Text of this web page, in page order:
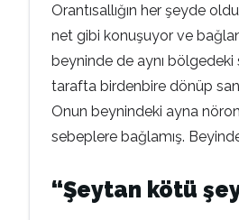
Orantısallığın her şeyde
net gibi konuşuyor ve
beyninde de aynı bölgedeki
tarafta birdenbire dönüp
Onun beynindeki ayna
sebeplere bağlamış.
“Şeytan kötü